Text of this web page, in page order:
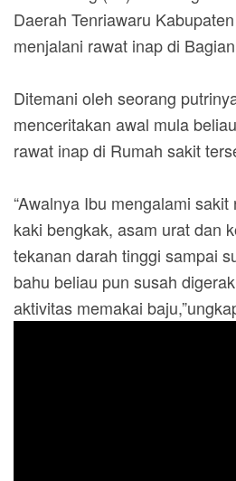
Daerah Tenriawaru
menjalani rawat inap di
Ditemani oleh seorang
menceritakan awal mula
rawat inap di Rumah sakit
“Awalnya Ibu mengalami
kaki bengkak, asam urat dan
tekanan darah tinggi sampai
bahu beliau pun susah
aktivitas memakai